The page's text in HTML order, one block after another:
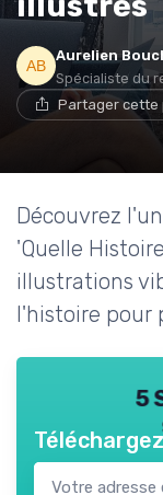
Aurelien
Spécialiste du
Partager cette
Découvrez
'Quelle
illustrations
l'histoire pour
5